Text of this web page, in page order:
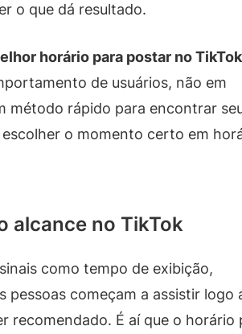
o que dá resultado.
horário para postar no
de usuários, não em
método rápido para encontrar
o momento certo em
alcance no TikTok
como tempo de exibição,
pessoas começam a assistir logo
recomendado. É aí que o horário